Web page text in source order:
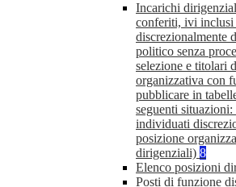
Incarichi
conferiti, ivi
discrezionalmente
politico senza
selezione e titolari
organizzativa con
pubblicare in
seguenti
individuati
posizione
dirigenziali) 8
Elenco posizioni
Posti di funzione